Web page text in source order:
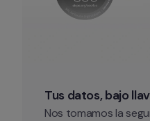
Tus datos, bajo
Nos tomamos la